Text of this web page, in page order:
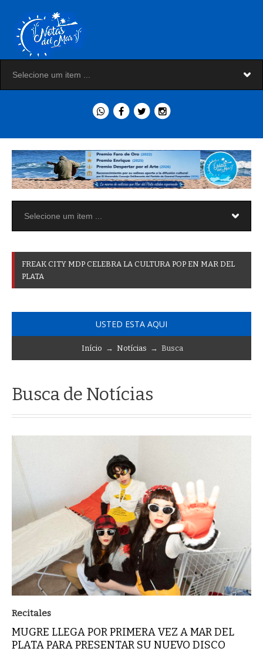
FREAK CITY MDP CELEBRA LA CULTURA POP EN MAR DEL
PLATA
USTED ESTA AQUI
Início → Notícias → Busca
Busca de Notícias
Recitales
MUGRE LLEGA POR PRIMERA VEZ A MAR DEL
PLATA PARA PRESENTAR SU NUEVO DISCO